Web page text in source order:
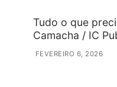
Tudo o que
Camacha / IC
FEVEREIRO 6, 2026